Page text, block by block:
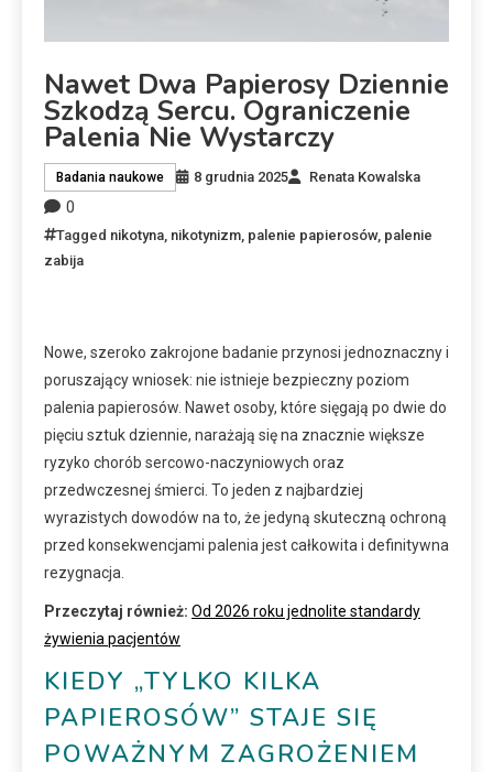
Nawet Dwa Papierosy Dziennie
Szkodzą Sercu. Ograniczenie
Palenia Nie Wystarczy
Badania naukowe 8 grudnia 2025 Renata Kowalska
0
Tagged nikotyna nikotynizm palenie papierosów, palenie
zabija
Nowe, szeroko zakrojone badanie przynosi jednoznaczny i
poruszający wniosek: nie istnieje bezpieczny poziom
palenia papierosów. Nawet osoby, które sięgają po dwie do
pięciu sztuk dziennie, narażają się na znacznie większe
ryzyko chorób sercowo-naczyniowych oraz
przedwczesnej śmierci. To jeden z najbardziej
wyrazistych dowodów na to, że jedyną skuteczną ochroną
przed konsekwencjami palenia jest całkowita i definitywna
rezygnacja.
Przeczytaj również: Od 2026 roku jednolite standardy
żywienia pacjentów
KIEDY „TYLKO KILKA
PAPIEROSÓW” STAJE SIĘ
POWAŻNYM ZAGROŻENIEM